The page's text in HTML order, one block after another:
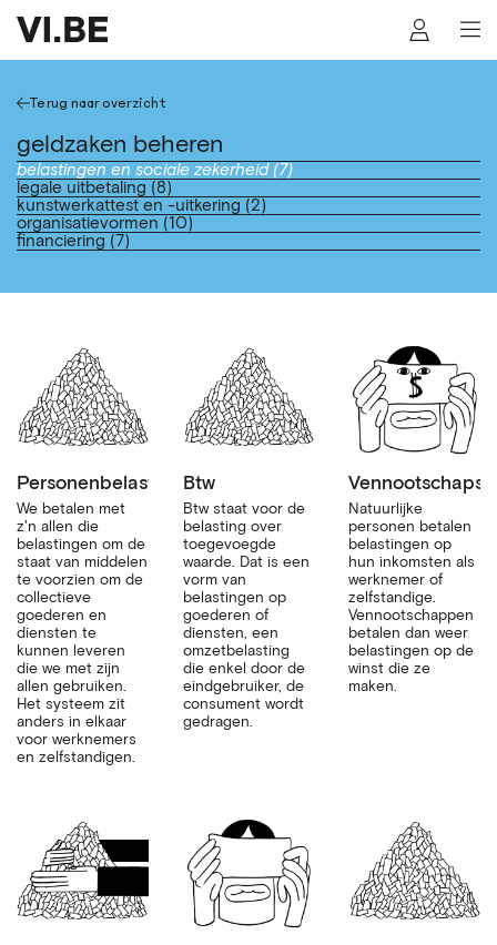
Terug naar overzicht
geldzaken beheren
belastingen en sociale zekerheid (7)
legale uitbetaling (8)
kunstwerkattest en -uitkering (2)
organisatievormen (10)
financiering (7)
Personenbelasting
We betalen met
z'n allen die
belastingen om de
staat van middelen
te voorzien om de
collectieve
goederen en
diensten te
kunnen leveren
die we met zijn
allen gebruiken.
Het systeem zit
anders in elkaar
voor werknemers
en zelfstandigen.
Btw
Btw staat voor de
belasting over
toegevoegde
waarde. Dat is een
vorm van
belastingen op
goederen of
diensten, een
omzetbelasting
die enkel door de
eindgebruiker, de
consument wordt
gedragen.
Natuurlijke
personen betalen
belastingen op
hun inkomsten als
werknemer of
zelfstandige.
Vennootschappen
betalen dan weer
belastingen op de
winst die ze
maken.